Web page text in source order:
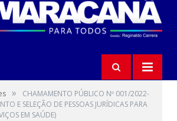
»
CHAMAMENTO PÚBLICO Nº 001/2022-
E SELEÇÃO DE PESSOAS JURÍDICAS PARA
EM SAÚDE)